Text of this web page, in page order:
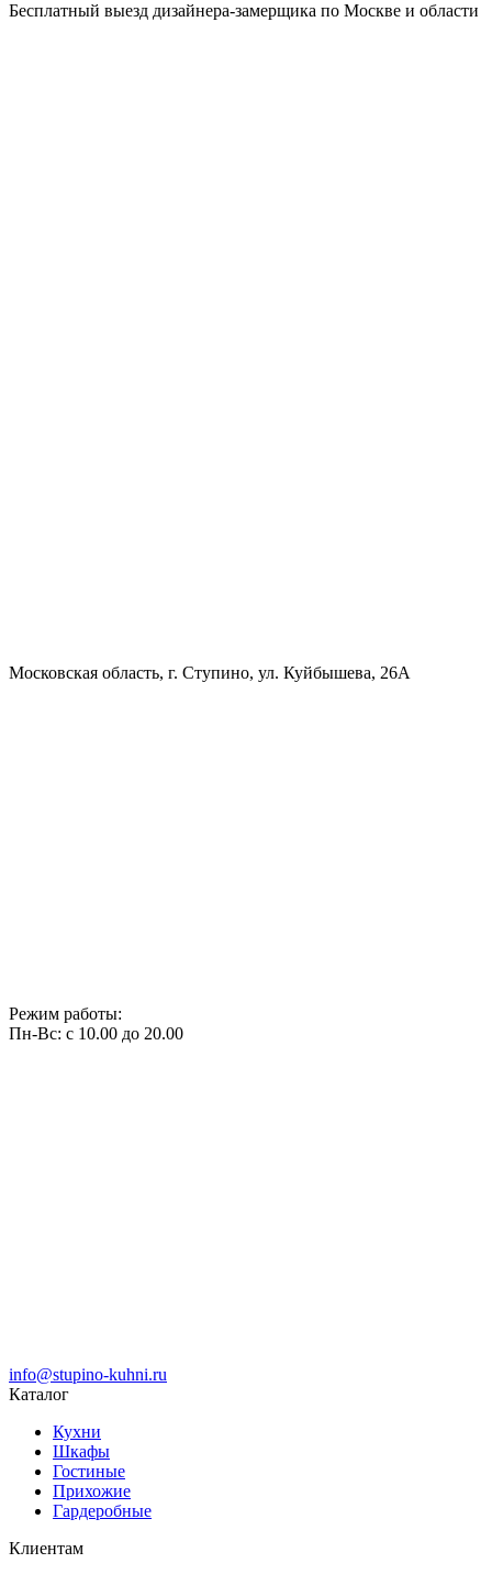
Бесплатный выезд дизайнера-замерщика по Москве и области
Московская область, г. Ступино, ул. Куйбышева, 26А
Режим работы:
Пн-Вс: с 10.00 до 20.00
info@stupino-kuhni.ru
Каталог
Кухни
Шкафы
Гостиные
Прихожие
Гардеробные
Клиентам